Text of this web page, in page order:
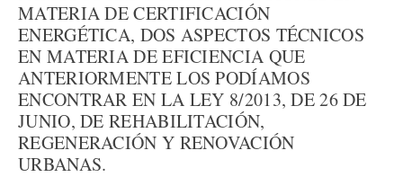
MATERIA DE CERTIFICACIÓN
ENERGÉTICA, DOS ASPECTOS TÉCNICOS
EN MATERIA DE EFICIENCIA QUE
ANTERIORMENTE LOS PODÍAMOS
ENCONTRAR EN LA LEY 8/2013, DE 26 DE
JUNIO, DE REHABILITACIÓN,
REGENERACIÓN Y RENOVACIÓN
URBANAS.